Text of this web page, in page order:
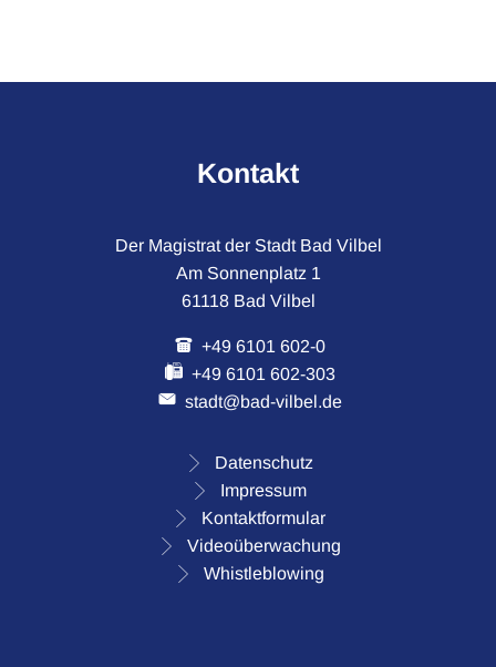
Kontakt
Der Magistrat der Stadt Bad Vilbel
Am Sonnenplatz 1
61118 Bad Vilbel
+49 6101 602-0
+49 6101 602-303
stadt@bad-vilbel.de
Datenschutz
Impressum
Kontaktformular
Videoüberwachung
Whistleblowing